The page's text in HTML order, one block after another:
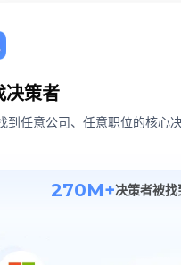
决策者
到任意公司、任意职位的核心
270M+决策者被找